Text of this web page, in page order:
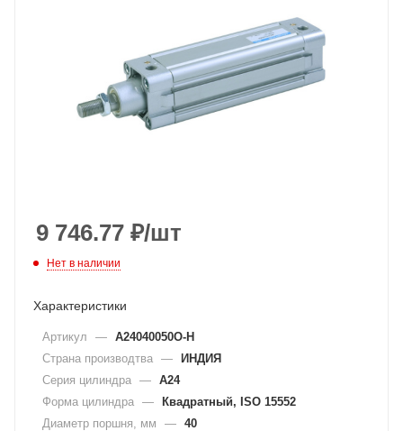
9 746.77 ₽/шт
Нет в наличии
Характеристики
Артикул — A24040050O-H
Страна производтва — ИНДИЯ
Серия цилиндра — A24
Форма цилиндра — Квадратный, ISO 15552
Диаметр поршня, мм
— 40